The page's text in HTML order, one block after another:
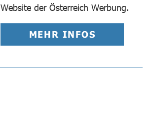
Website der Österreich Werbung.
MEHR INFOS